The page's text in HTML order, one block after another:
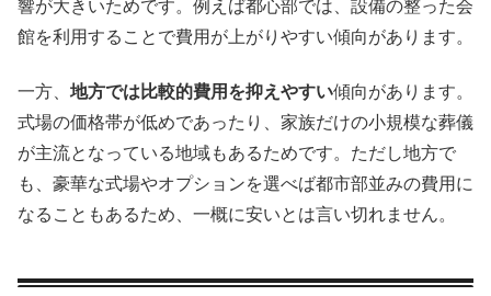
響が大きいためです。例えば都心部では、設備の整った会
館を利用することで費用が上がりやすい傾向があります。
一方、 地方では比較的費用を抑えやすい傾向があります。
式場の価格帯が低めであったり、家族だけの小規模な葬儀
が主流となっている地域もあるためです。ただし地方で
も、豪華な式場やオプションを選べば都市部並みの費用に
なることもあるため、一概に安いとは言い切れません。